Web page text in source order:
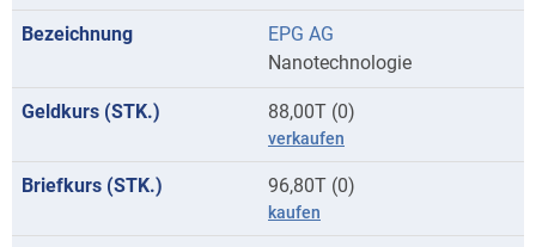
mit
Anfangsbuchstaben
EPG AG
Nanotechnologie
88,00T (0)
verkaufen
96,80T (0)
kaufen